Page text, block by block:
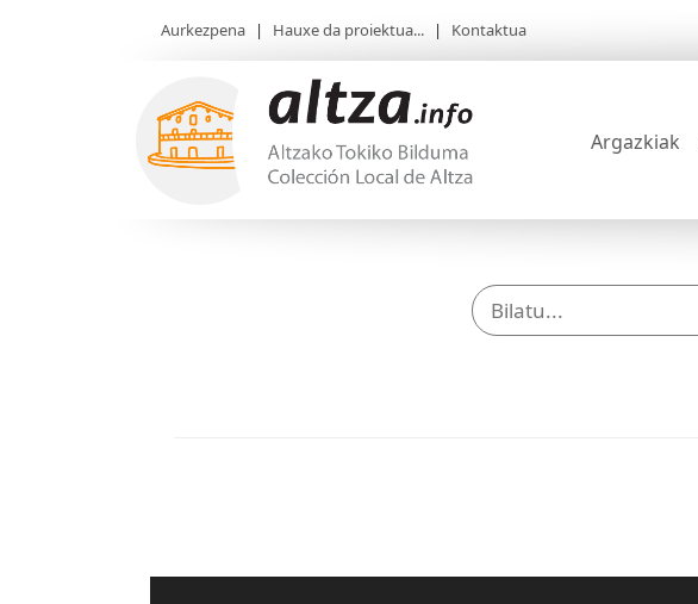
Aurkezpena | Hauxe da proiektua... | Kontaktua
Argazkiak